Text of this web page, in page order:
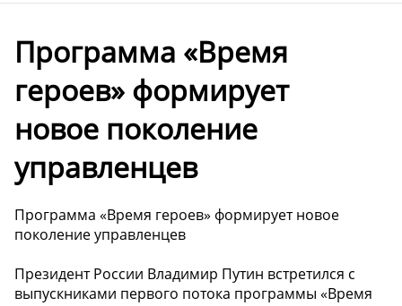
Программа «Время
героев» формирует
новое поколение
управленцев
Программа «Время героев» формирует новое
поколение управленцев
Президент России Владимир Путин встретился с
выпускниками первого потока программы «Время